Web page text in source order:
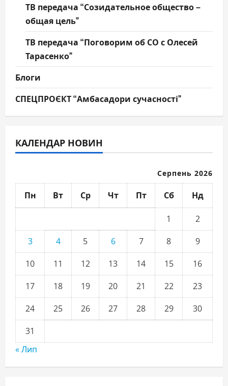
ТВ передача “Созидательное общество –
общая цель”
ТВ передача “Поговорим об СО с Олесей
Тарасенко”
Блоги
СПЕЦПРОЄКТ “Амбасадори сучасності”
КАЛЕНДАР НОВИН
Серпень 2026
Пн Вт Ср Чт Пт Сб Нд
1
2
3
4 5 6 7 8
9
10
11 12 13 14 15
16
17
18 19 20 21 22
23
24
25 26 27 28 29
30
31
« Лип